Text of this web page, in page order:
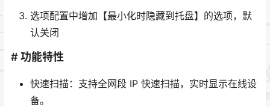
选项配置中增加【最小化时隐藏到托盘】的选项，默
认关闭
# 功能特性
快速扫描：支持全网段 IP 快速扫描，实时显示在线设
备。